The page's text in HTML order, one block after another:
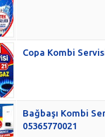
Copa Kombi
Bağbaşı Kombi
05365770021